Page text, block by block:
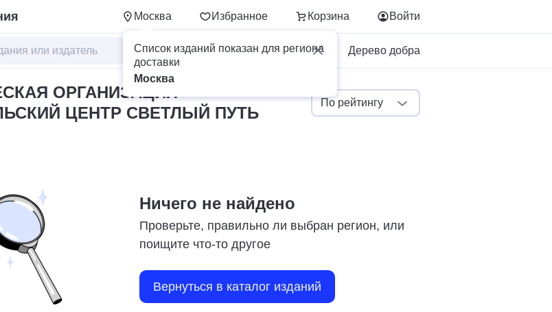
Москва Избранное Корзина
Список изданий показан для региона
доставки
Москва
Войти
Для бизнеса Дерево добра
ОРГАНИЗАЦИЯ
ЦЕНТР СВЕТЛЫЙ ПУТЬ
По рейтингу
Ничего не найдено
Проверьте, правильно ли выбран регион, или
поищите что-то другое
Вернуться в каталог изданий